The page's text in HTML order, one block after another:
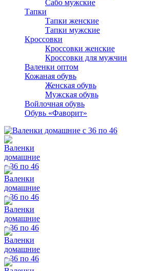
Сабо мужские
Тапки
Тапки женские
Тапки мужские
Кроссовки
Кроссовки женские
Кроссовки для мужчин
Валенки оптом
Кожаная обувь
Женская обувь
Мужская обувь
Войлочная обувь
Обувь «Фаворит»